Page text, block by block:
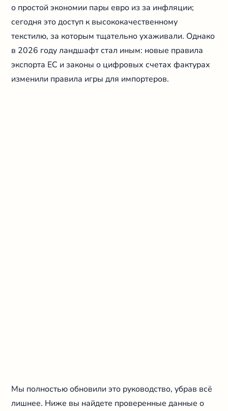
о простой экономии пары евро из за инфляции;
сегодня это доступ к высококачественному
текстилю, за которым тщательно ухаживали. Однако
в 2026 году ландшафт стал иным: новые правила
экспорта ЕС и законы о цифровых счетах фактурах
изменили правила игры для импортеров.
Мы полностью обновили это руководство, убрав всё
лишнее. Ниже вы найдете проверенные данные о